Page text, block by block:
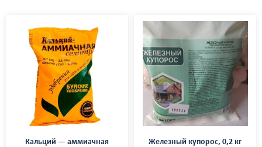
Кальций — аммиачная
Железный купорос, 0,2 кг